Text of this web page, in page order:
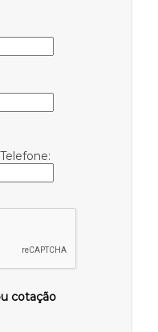
Telefone:
cotação